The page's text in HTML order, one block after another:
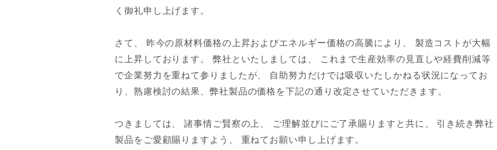
く御礼申し上げます。
さて、 昨今の原材料価格の上昇およびエネルギー価格の高騰により、 製造コストが大幅
に上昇しております。 弊社といたしましては、 これまで生産効率の見直しや経費削減等
で企業努力を重ねて参りましたが、 自助努力だけでは吸収いたしかねる状況になってお
り、熟慮検討の結果、弊社製品の価格を下記の通り改定させていただきます。
つきましては、 諸事情ご賢察の上、 ご理解並びにご了承賜りますと共に、 引き続き弊社
製品をご愛顧賜りますよう、 重ねてお願い申し上げます。